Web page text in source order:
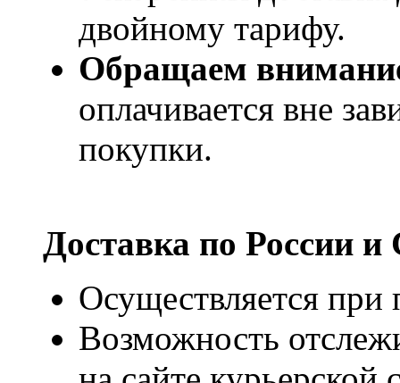
двойному тарифу.
Обращаем
оплачивается вне
покупки.
Доставка по России
Осуществляется при
Возможность